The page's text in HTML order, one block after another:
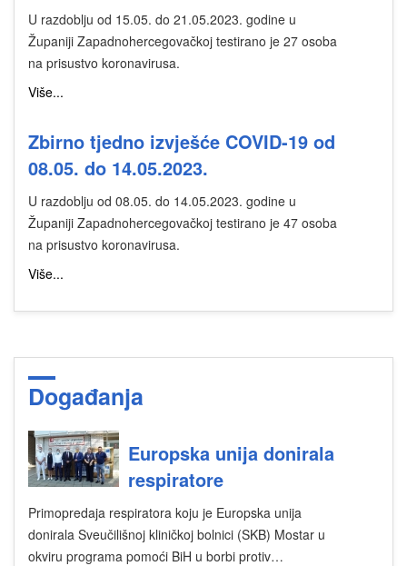
U razdoblju od 15.05. do 21.05.2023. godine u
Županiji Zapadnohercegovačkoj testirano je 27 osoba
na prisustvo koronavirusa.
Više...
Zbirno tjedno izvješće COVID-19 od
08.05. do 14.05.2023.
U razdoblju od 08.05. do 14.05.2023. godine u
Županiji Zapadnohercegovačkoj testirano je 47 osoba
na prisustvo koronavirusa.
Više...
Događanja
Europska unija donirala
respiratore
Primopredaja respiratora koju je Europska unija
donirala Sveučilišnoj kliničkoj bolnici (SKB) Mostar u
okviru programa pomoći BiH u borbi protiv…